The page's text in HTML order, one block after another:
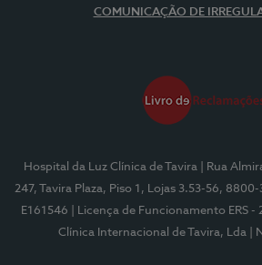
COMUNICAÇÃO DE
Hospital da Luz Clínica de Tavira
| Rua
247, Tavira Plaza, Piso 1, Lojas 3.53-56, 8800-
E161546
| Licença de Funcionamento ERS -
Clínica Internacional de Tavira, Lda
|